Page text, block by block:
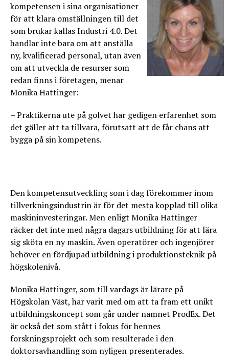
kompetensen i sina organisationer
för att klara omställningen till det
som brukar kallas Industri 4.0. Det
handlar inte bara om att anställa
ny, kvalificerad personal, utan även
om att utveckla de resurser som
redan finns i företagen, menar
Monika Hattinger:
– Praktikerna ute på golvet har gedigen erfarenhet som
det gäller att ta tillvara, förutsatt att de får chans att
bygga på sin kompetens.
Den kompetensutveckling som i dag förekommer inom
tillverkningsindustrin är för det mesta kopplad till olika
maskininvesteringar. Men enligt Monika Hattinger
räcker det inte med några dagars utbildning för att lära
sig sköta en ny maskin. Även operatörer och ingenjörer
behöver en fördjupad utbildning i produktionsteknik på
högskolenivå.
Monika Hattinger, som till vardags är lärare på
Högskolan Väst, har varit med om att ta fram ett unikt
utbildningskoncept som går under namnet ProdEx. Det
är också det som stått i fokus för hennes
forskningsprojekt och som resulterade i den
doktorsavhandling som nyligen presenterades.